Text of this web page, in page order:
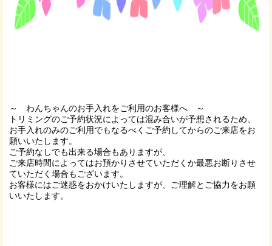
～ わんちゃんのお手入れをご利用のお客様へ ～
トリミングのご予約状況によっては混み合いが予想されるため、
お手入れのみのご利用でもなるべくご予約してからのご来店をお
願いいたします。
ご予約なしでも出来る場合もありますが、
ご来店時間によってはお預かりさせていただくか最悪お断りさせ
ていただく場合もございます。
お客様にはご迷惑をおかけいたしますが、ご理解とご協力をお願
いいたします。